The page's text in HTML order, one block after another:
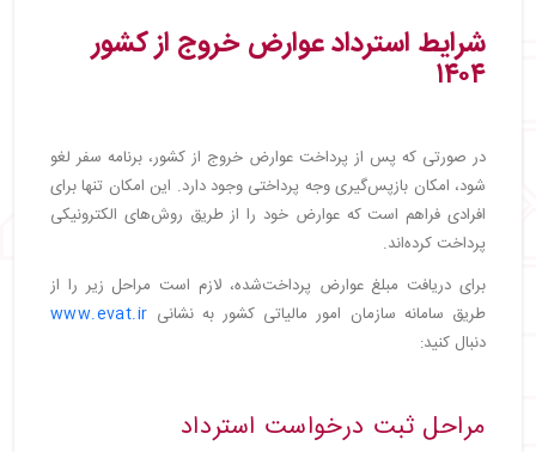
شرایط استرداد عوارض خروج از کشور
۱۴۰۴
در صورتی که پس از پرداخت عوارض خروج از کشور، برنامه سفر لغو
شود، امکان بازپس‌گیری وجه پرداختی وجود دارد. این امکان تنها برای
افرادی فراهم است که عوارض خود را از طریق روش‌های الکترونیکی
پرداخت کرده‌اند.
برای دریافت مبلغ عوارض پرداخت‌شده، لازم است مراحل زیر را از
طریق سامانه سازمان امور مالیاتی کشور به نشانی www.evat.ir
دنبال کنید:
مراحل ثبت درخواست استرداد